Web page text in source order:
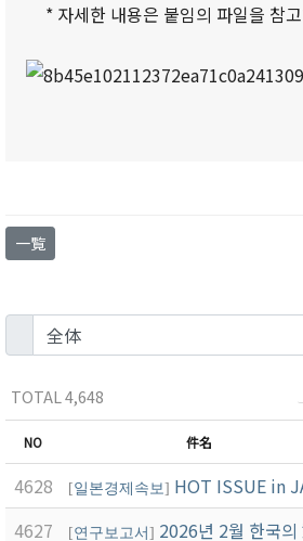
事業
ウェ
セシ
ティ方
針
検索/リ
会員社
動靜
から
* 자세한 내용은 붙임의 파일을 참
一覧
TOTAL 4,648
NO 件名
4628 [일본경제속보] HOT ISSUE in
4627 [연구보고서] 2026년 2월 한국